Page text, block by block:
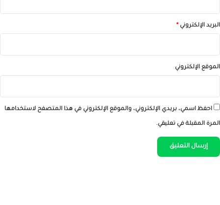
البريد الإلكتروني*
الموقع الإلكتروني
احفظ اسمي، بريدي الإلكتروني، والموقع الإلكتروني في هذا المتصفح لاستخدامها
المرة المقبلة في تعليقي.